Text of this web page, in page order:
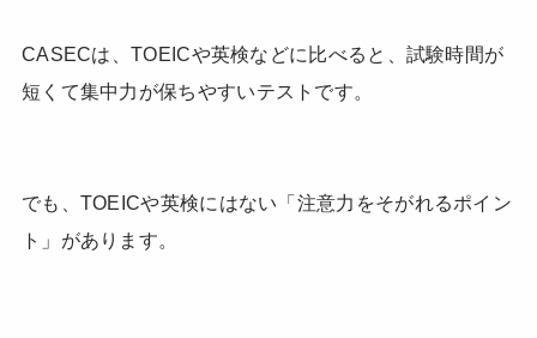
CASECは、TOEICや英検などに比べると、試験時間が
短くて集中力が保ちやすいテストです。
でも、TOEICや英検にはない「注意力をそがれるポイン
ト」があります。